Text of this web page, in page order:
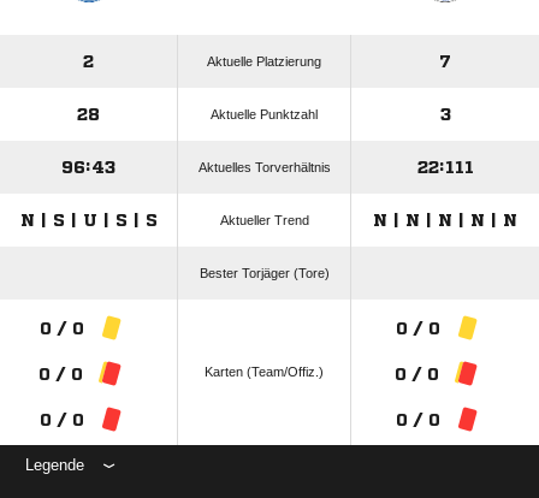
2 Aktuelle Platzierung 7
28 Aktuelle Punktzahl 3
96:43 Aktuelles Torverhältnis 22:111
N | S | U | S | S Aktueller Trend N | N | N | N | N
Bester Torjäger (Tore)
0 / 0
0 / 0
0 / 0
Karten (Team/Offiz.)
0 / 0
0 / 0
0 / 0
Legende